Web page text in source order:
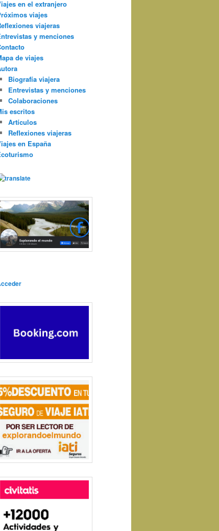
en el extranjero
viajes
viajeras
y menciones
de viajes
Biografía viajera
Entrevistas y menciones
Colaboraciones
escritos
Artículos
Reflexiones viajeras
en España